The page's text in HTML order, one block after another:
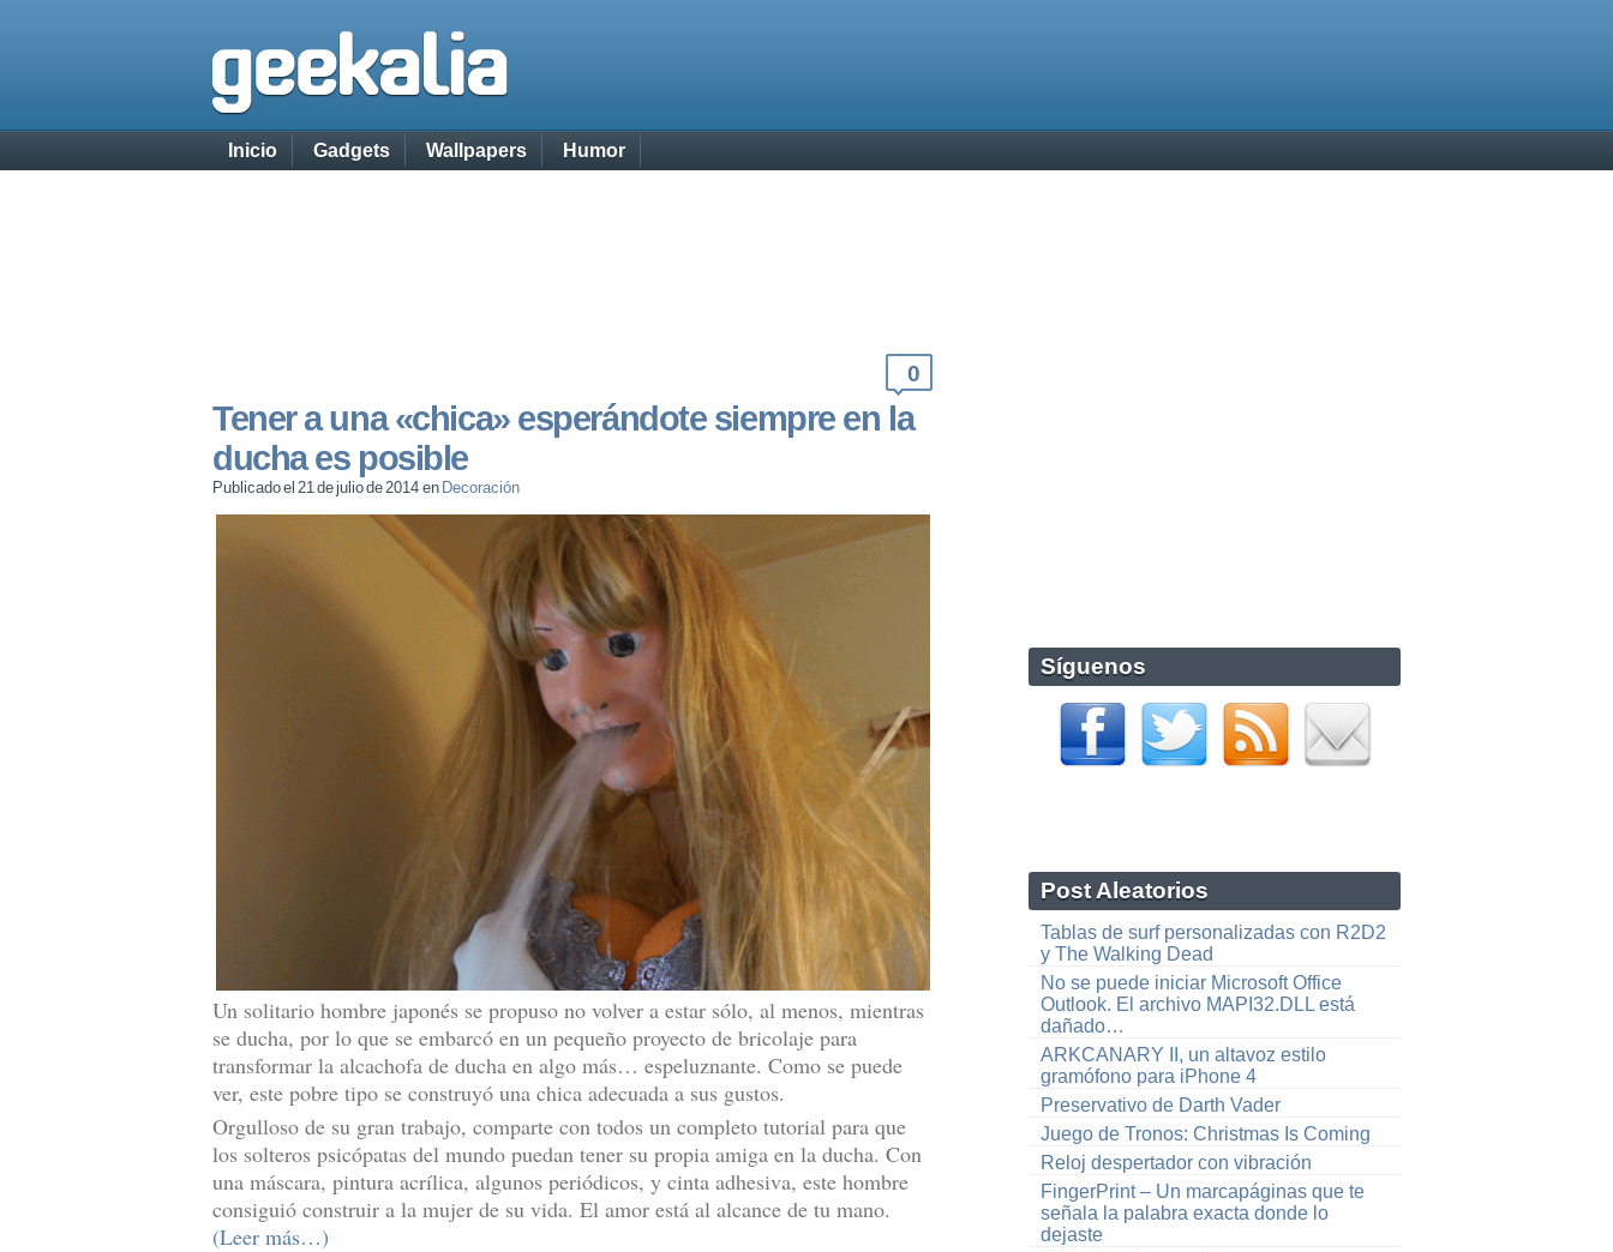
Inicio Gadgets Wallpapers Humor
0
Tener a una «chica» esperándote siempre en la
ducha es posible
Publicado el 21 de julio de 2014 en Decoración
Un solitario hombre japonés se propuso no volver a estar sólo, al menos, mientras
se ducha, por lo que se embarcó en un pequeño proyecto de bricolaje para
transformar la alcachofa de ducha en algo más… espeluznante. Como se puede
ver, este pobre tipo se construyó una chica adecuada a sus gustos.
Orgulloso de su gran trabajo, comparte con todos un completo tutorial para que
los solteros psicópatas del mundo puedan tener su propia amiga en la ducha. Con
una máscara, pintura acrílica, algunos periódicos, y cinta adhesiva, este hombre
consiguió construir a la mujer de su vida. El amor está al alcance de tu mano.
(Leer más…)
Síguenos
Post Aleatorios
Tablas de surf personalizadas con R2D2
y The Walking Dead
No se puede iniciar Microsoft Office
Outlook. El archivo MAPI32.DLL está
dañado…
ARKCANARY II, un altavoz estilo
gramófono para iPhone 4
Preservativo de Darth Vader
Juego de Tronos: Christmas Is Coming
Reloj despertador con vibración
FingerPrint – Un marcapáginas que te
señala la palabra exacta donde lo
dejaste